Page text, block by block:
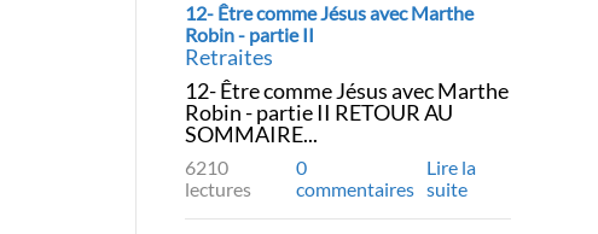
12- Être comme Jésus avec Marthe
Robin - partie II
Retraites
12- Être comme Jésus avec Marthe
Robin - partie II RETOUR AU
SOMMAIRE...
6210
lectures
0
commentaires
Lire la
suite